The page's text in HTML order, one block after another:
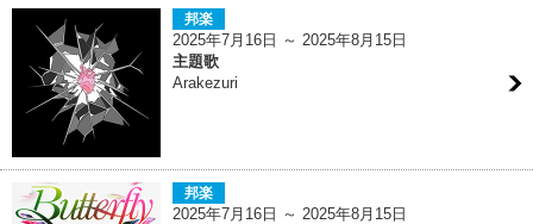
邦楽
2025年7月16日 ～ 2025年8月15日
主題歌
Arakezuri
邦楽
2025年7月16日 ～ 2025年8月15日